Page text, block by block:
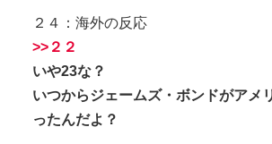
２４：海外の反応
>>２２
いや23な？
いつからジェームズ・ボンドがアメ
ったんだよ？